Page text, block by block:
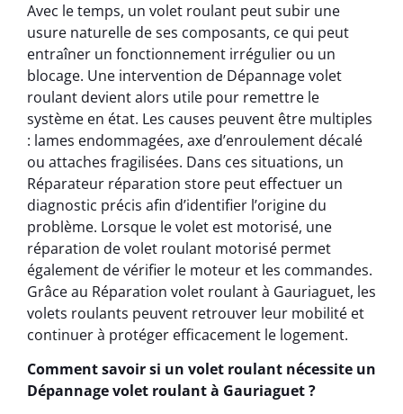
Avec le temps, un volet roulant peut subir une
usure naturelle de ses composants, ce qui peut
entraîner un fonctionnement irrégulier ou un
blocage. Une intervention de Dépannage volet
roulant devient alors utile pour remettre le
système en état. Les causes peuvent être multiples
: lames endommagées, axe d’enroulement décalé
ou attaches fragilisées. Dans ces situations, un
Réparateur réparation store peut effectuer un
diagnostic précis afin d’identifier l’origine du
problème. Lorsque le volet est motorisé, une
réparation de volet roulant motorisé permet
également de vérifier le moteur et les commandes.
Grâce au Réparation volet roulant à Gauriaguet, les
volets roulants peuvent retrouver leur mobilité et
continuer à protéger efficacement le logement.
Comment savoir si un volet roulant nécessite un
Dépannage volet roulant à Gauriaguet ?